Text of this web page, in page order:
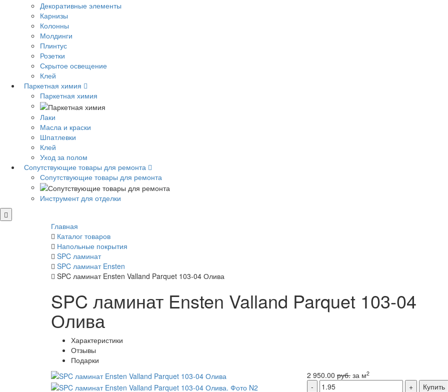
Декоративные элементы
Карнизы
Колонны
Молдинги
Плинтус
Розетки
Скрытое освещение
Клей
Паркетная химия
Паркетная химия
Лаки
Масла и краски
Шпатлевки
Клей
Уход за полом
Сопутствующие товары для ремонта
Сопутствующие товары для ремонта
Инструмент для отделки
Главная
Каталог товаров
Напольные покрытия
SPC ламинат
SPC ламинат Ensten
SPC ламинат Ensten Valland Parquet 103-04 Олива
SPC ламинат Ensten Valland Parquet 103-04
Олива
Характеристики
Отзывы
Подарки
2 950.00руб.за м2
Купить